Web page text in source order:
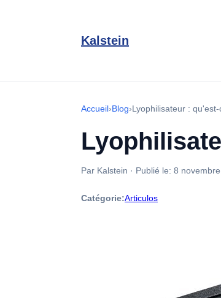
Kalstein
Accueil›Blog›Lyophilisateur :
Par Kalstein · Publié le: 8
Catégorie:Articulos